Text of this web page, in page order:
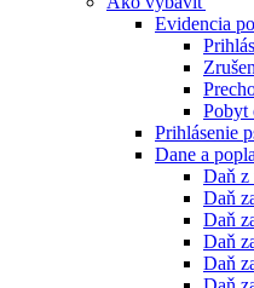
Evidencia
Pobyt
Prihlásenie
Dane a
Daň z
Daň
Daň
Daň
Daň